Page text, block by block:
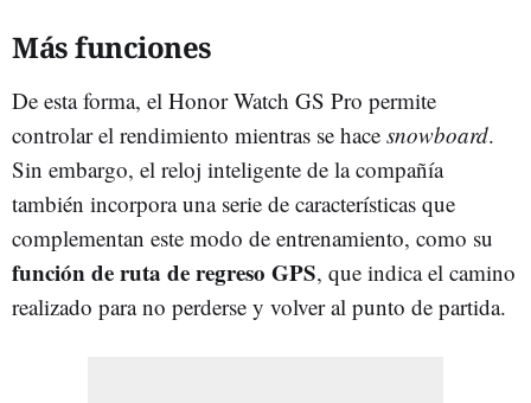
Más funciones
De esta forma, el Honor Watch GS Pro permite
controlar el rendimiento mientras se hace snowboard.
Sin embargo, el reloj inteligente de la compañía
también incorpora una serie de características que
complementan este modo de entrenamiento, como su
función de ruta de regreso GPS, que indica el camino
realizado para no perderse y volver al punto de partida.